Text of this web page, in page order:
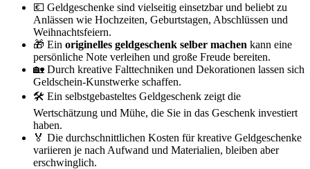
💶 Geldgeschenke sind vielseitig einsetzbar und beliebt zu
Anlässen wie Hochzeiten, Geburtstagen, Abschlüssen und
Weihnachtsfeiern.
🎁 Ein originelles geldgeschenk selber machen kann eine
persönliche Note verleihen und große Freude bereiten.
🏡 Durch kreative Falttechniken und Dekorationen lassen sich
Geldschein-Kunstwerke schaffen.
🛠️ Ein selbstgebasteltes Geldgeschenk zeigt die
Wertschätzung und Mühe, die Sie in das Geschenk investiert
haben.
🏅 Die durchschnittlichen Kosten für kreative Geldgeschenke
variieren je nach Aufwand und Materialien, bleiben aber
erschwinglich.